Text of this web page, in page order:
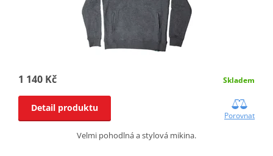
1 140 Kč Skladem
Detail produktu
Porovnat
Velmi pohodlná a stylová mikina.